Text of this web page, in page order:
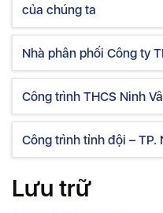
của chúng ta
Nhà phân phối Công ty
Công trình THCS Ninh
Công trình tỉnh đội – TP.
Lưu trữ